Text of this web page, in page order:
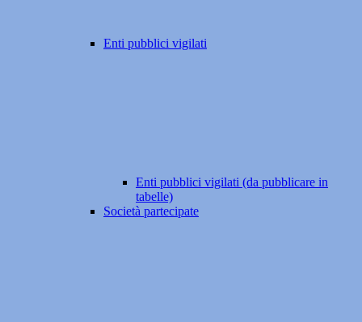
Enti pubblici vigilati
Enti pubblici vigilati (da pubblicare in
tabelle)
Società partecipate